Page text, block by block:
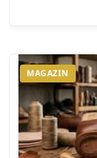
MAGAZIN